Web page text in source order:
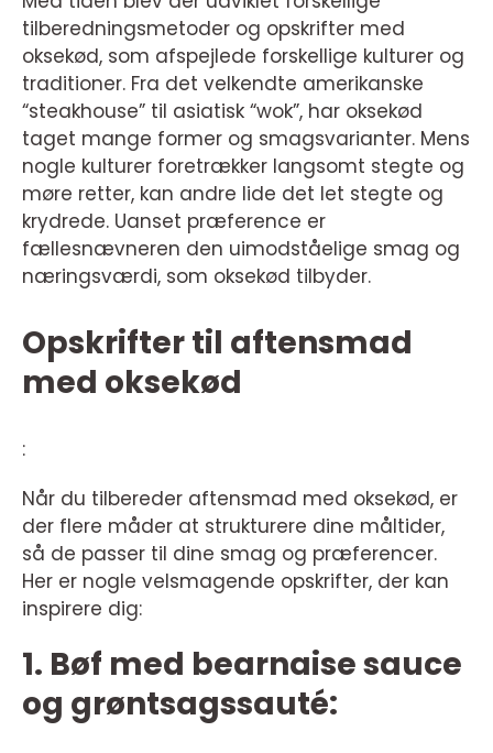
tilberedningsmetoder og opskrifter med
oksekød, som afspejlede forskellige kulturer og
traditioner. Fra det velkendte amerikanske
“steakhouse” til asiatisk “wok”, har oksekød
taget mange former og smagsvarianter. Mens
nogle kulturer foretrækker langsomt stegte og
møre retter, kan andre lide det let stegte og
krydrede. Uanset præference er
fællesnævneren den uimodståelige smag og
næringsværdi, som oksekød tilbyder.
Opskrifter til aftensmad
med oksekød
:
Når du tilbereder aftensmad med oksekød, er
der flere måder at strukturere dine måltider,
så de passer til dine smag og præferencer.
Her er nogle velsmagende opskrifter, der kan
inspirere dig:
1. Bøf med bearnaise sauce
og grøntsagssauté: